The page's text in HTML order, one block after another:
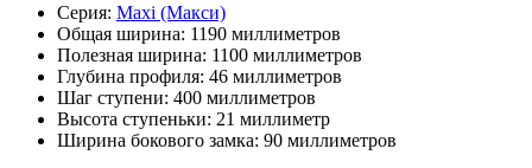
Серия: Maxi (Макси)
Общая ширина: 1190 миллиметров
Полезная ширина: 1100 миллиметров
Глубина профиля: 46 миллиметров
Шаг ступени: 400 миллиметров
Высота ступеньки: 21 миллиметр
Ширина бокового замка: 90 миллиметров